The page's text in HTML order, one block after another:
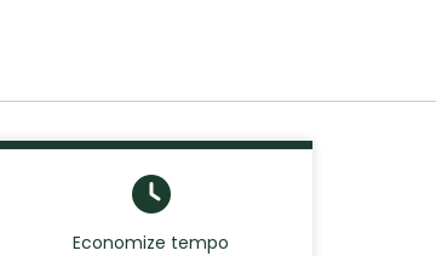
Economize tempo